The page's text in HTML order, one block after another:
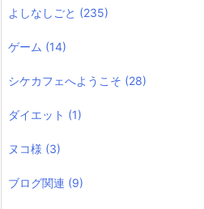
よしなしごと (235)
ゲーム (14)
シケカフェへようこそ (28)
ダイエット (1)
ヌコ様 (3)
ブログ関連 (9)